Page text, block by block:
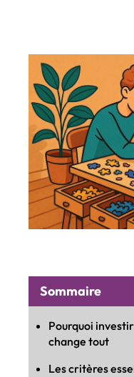
Sommaire
Pourquoi
change tout
Les critères